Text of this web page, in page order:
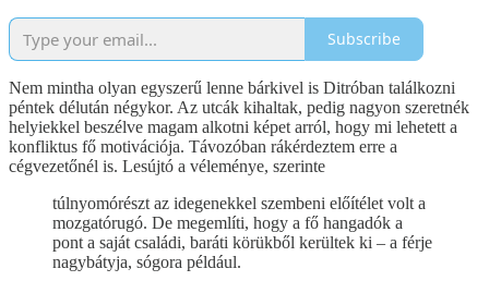
Subscribe
Nem mintha olyan egyszerű lenne bárkivel is Ditróban találkozni
péntek délután négykor. Az utcák kihaltak, pedig nagyon szeretnék
helyiekkel beszélve magam alkotni képet arról, hogy mi lehetett a
konfliktus fő motivációja. Távozóban rákérdeztem erre a
cégvezetőnél is. Lesújtó a véleménye, szerinte
túlnyomórészt az idegenekkel szembeni előítélet volt a
mozgatórugó. De megemlíti, hogy a fő hangadók a
pont a saját családi, baráti körükből kerültek ki – a férje
nagybátyja, sógora például.